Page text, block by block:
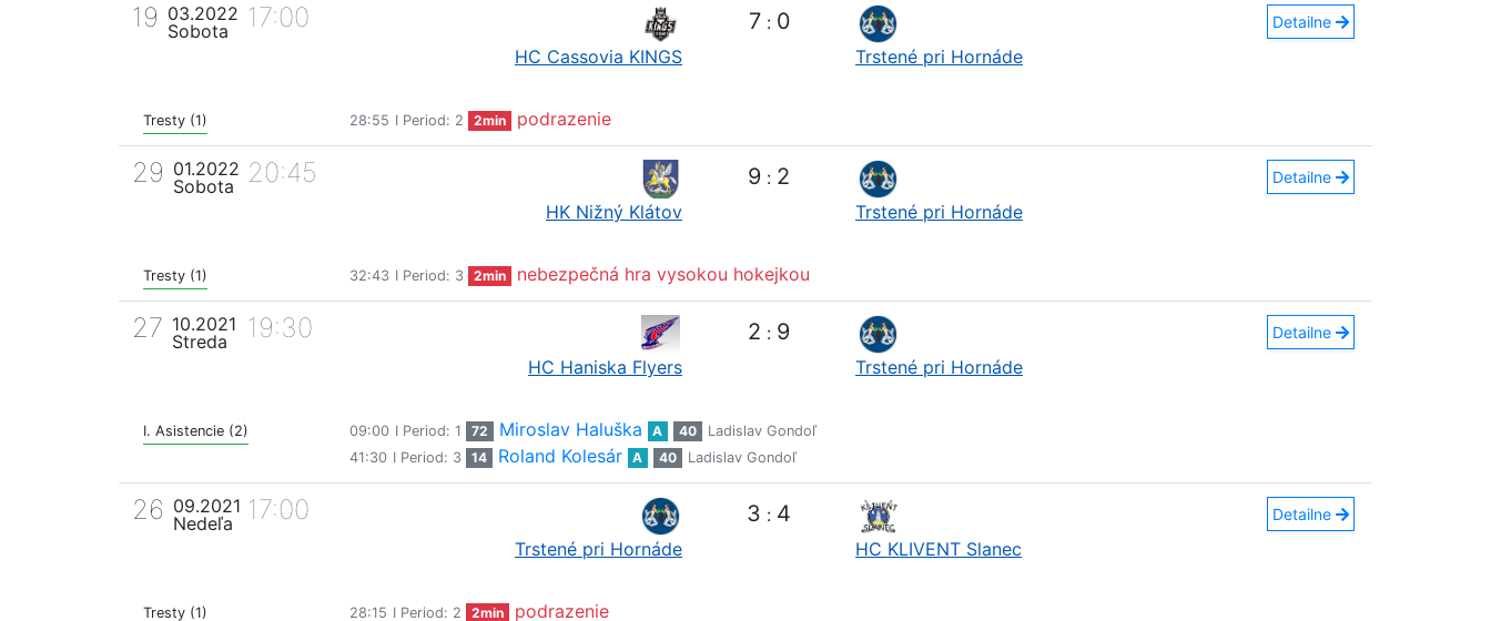
19 03.2022
Sobota
17:00
HC Cassovia KINGS
7 : 0
Trstené pri Hornáde
Detailne
Tresty (1) 28:55 I Period: 2 2min podrazenie
29 01.2022
Sobota
20:45
HK Nižný Klátov
9 : 2
Trstené pri Hornáde
Detailne
Tresty (1) 32:43 I Period: 3 2min nebezpečná hra vysokou hokejkou
27 10.2021
Streda
19:30
HC Haniska Flyers
2 : 9
Trstené pri Hornáde
Detailne
I. Asistencie (2) 09:00 I Period: 1 72 Miroslav Haluška A 40
Ladislav Gondoľ
41:30 I Period: 3 14 Roland Kolesár A 40 Ladislav Gondoľ
26 09.2021
Nedeľa
17:00
Trstené pri Hornáde
3 : 4
HC KLIVENT Slanec
Detailne
Tresty (1) 28:15 I Period: 2 2min podrazenie